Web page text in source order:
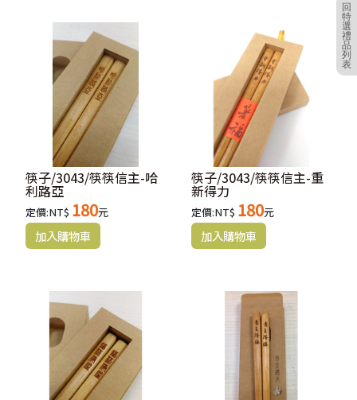
回
特
選
禮
品
列
表
筷子/3043/筷筷信主-哈
利路亞
定價:NT$ 180元
筷子/3043/筷筷信主-重
新得力
定價:NT$ 180元